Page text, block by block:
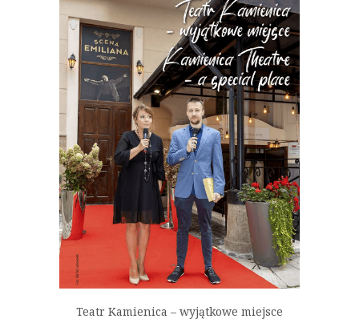
Teatr Kamienica – wyjątkowe miejsce